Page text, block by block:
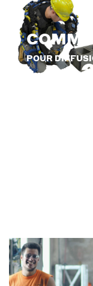
POUR
IMMÉDIATE
POUR
IMMÉDIATE